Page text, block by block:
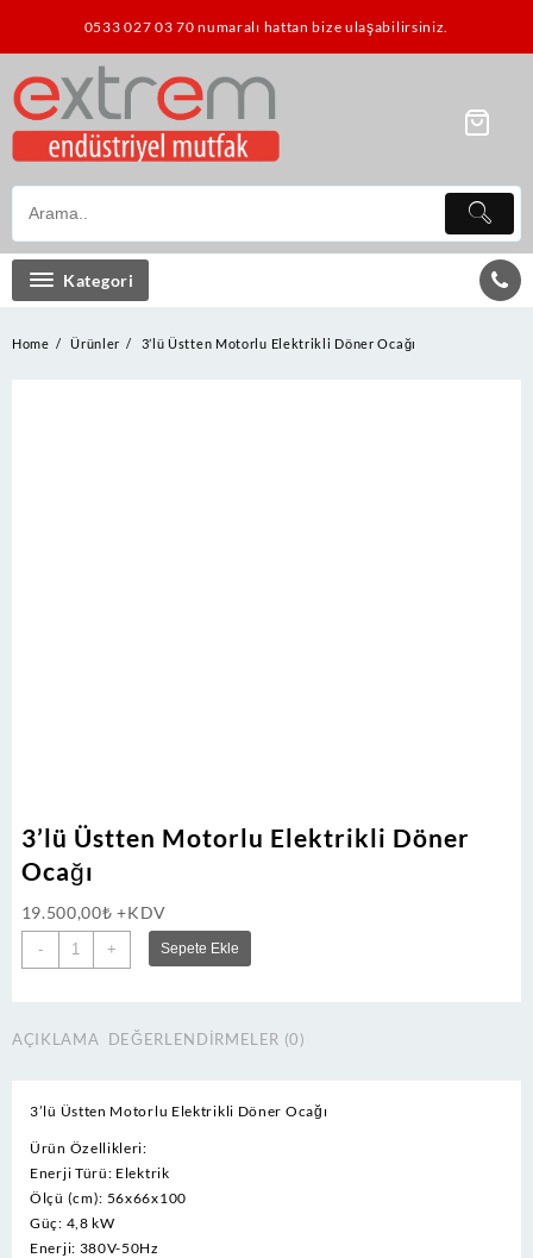
0533 027 03 70 numaralı hattan bize ulaşabilirsiniz.
Kategori
Home Ürünler 3’lü Üstten Motorlu Elektrikli Döner Ocağı
3’lü Üstten Motorlu Elektrikli Döner
Ocağı
19.500,00₺ +KDV
-
3'lü
Üstten
Döner
+ Sepete Ekle
AÇIKLAMA DEĞERLENDIRMELER (0)
3’lü Üstten Motorlu Elektrikli Döner Ocağı
Ürün Özellikleri:
Enerji Türü: Elektrik
Ölçü (cm): 56x66x100
Güç: 4,8 kW
Enerji: 380V-50Hz